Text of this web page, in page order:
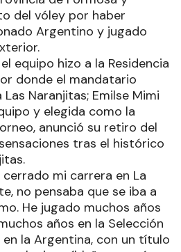
del vóley por haber
Argentino y jugado
equipo hizo a la Residencia
donde el mandatario
Naranjitas; Emilse Mimi
y elegida como la
anunció su retiro del
tras el histórico
mi carrera en La
no pensaba que se iba a
He jugado muchos años
años en la Selección
la Argentina, con un título